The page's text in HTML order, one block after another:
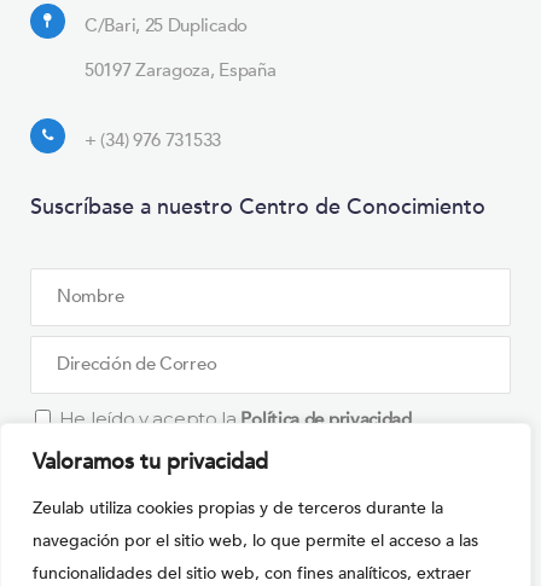
Valoramos tu privacidad
Zeulab utiliza cookies propias y de terceros durante la
navegación por el sitio web, lo que permite el acceso a las
funcionalidades del sitio web, con fines analíticos, extraer
C/Bari, 25 Duplicado
50197 Zaragoza, España
+ (34) 976 731533
Suscríbase a nuestro Centro de Conocimiento
He leído y acepto la Política de privacidad
Solve
the